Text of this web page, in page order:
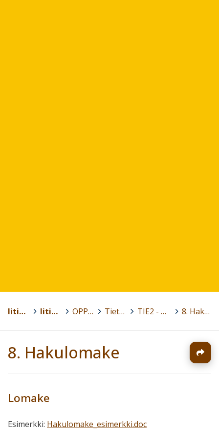
Iitin kunta Iitin lukio > OPPIAINEET > Tietotekniikka > TIE2 - Tekstinkäsittely ja esitysgrafiikka 8. Hakulomake
8. Hakulomake
Lomake
Esimerkki: Hakulomake_esimerkki.doc